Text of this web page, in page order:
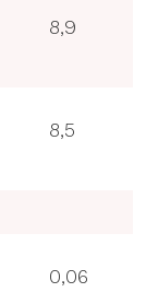
8,9
8,5
0,06